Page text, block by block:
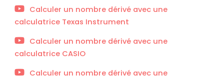
Calculer un nombre dérivé avec une
calculatrice Texas Instrument
Calculer un nombre dérivé avec une
calculatrice CASIO
Calculer un nombre dérivé avec une